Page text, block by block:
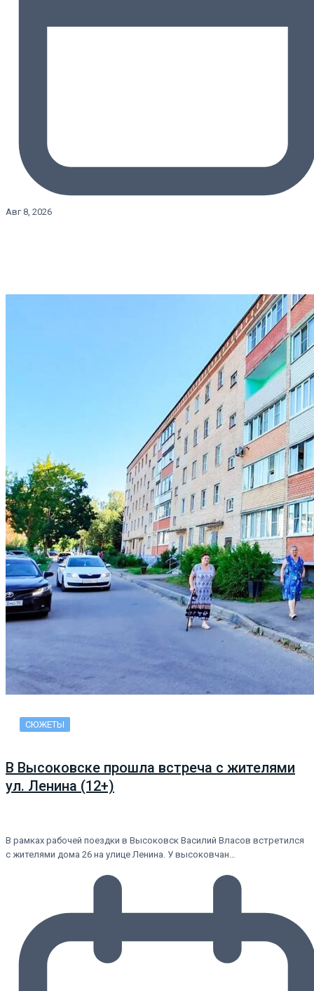
Авг 8, 2026
СЮЖЕТЫ
В Высоковске прошла встреча с жителями
ул. Ленина (12+)
В рамках рабочей поездки в Высоковск Василий Власов встретился
с жителями дома 26 на улице Ленина. У высоковчан…